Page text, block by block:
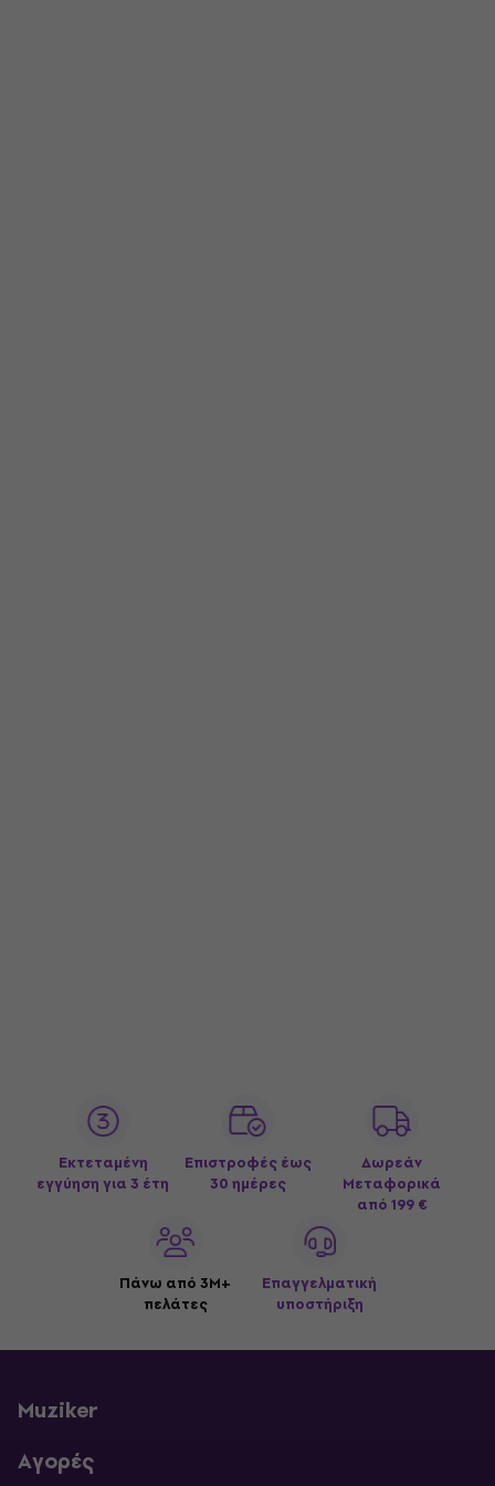
Εκτεταμένη
εγγύηση για 3 έτη
Επιστροφές έως
30 ημέρες
Δωρεάν
Μεταφορικά
από 199 €
Πάνω από 3M+
πελάτες
Επαγγελματική
υποστήριξη
Muziker
Αγορές